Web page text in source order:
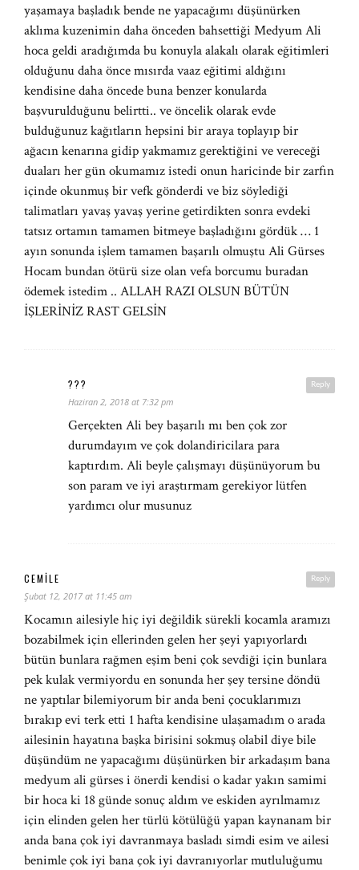
yaşamaya başladık bende ne yapacağımı düşünürken
aklıma kuzenimin daha önceden bahsettiği Medyum Ali
hoca geldi aradığımda bu konuyla alakalı olarak eğitimleri
olduğunu daha önce mısırda vaaz eğitimi aldığını
kendisine daha öncede buna benzer konularda
başvurulduğunu belirtti.. ve öncelik olarak evde
bulduğunuz kağıtların hepsini bir araya toplayıp bir
ağacın kenarına gidip yakmamız gerektiğini ve vereceği
duaları her gün okumamız istedi onun haricinde bir zarfın
içinde okunmuş bir vefk gönderdi ve biz söylediği
talimatları yavaş yavaş yerine getirdikten sonra evdeki
tatsız ortamın tamamen bitmeye başladığını gördük … 1
ayın sonunda işlem tamamen başarılı olmuştu Ali Gürses
Hocam bundan ötürü size olan vefa borcumu buradan
ödemek istedim .. ALLAH RAZI OLSUN BÜTÜN
İŞLERİNİZ RAST GELSİN
Reply
???
Haziran 2, 2018 at 7:32 pm
Gerçekten Ali bey başarılı mı ben çok zor
durumdayım ve çok dolandiricilara para
kaptırdım. Ali beyle çalışmayı düşünüyorum bu
son param ve iyi araştırmam gerekiyor lütfen
yardımcı olur musunuz
Reply
CEMILE
Şubat 12, 2017 at 11:45 am
Kocamın ailesiyle hiç iyi değildik sürekli kocamla aramızı
bozabilmek için ellerinden gelen her şeyi yapıyorlardı
bütün bunlara rağmen eşim beni çok sevdiği için bunlara
pek kulak vermiyordu en sonunda her şey tersine döndü
ne yaptılar bilemiyorum bir anda beni çocuklarımızı
bırakıp evi terk etti 1 hafta kendisine ulaşamadım o arada
ailesinin hayatına başka birisini sokmuş olabil diye bile
düşündüm ne yapacağımı düşünürken bir arkadaşım bana
medyum ali gürses i önerdi kendisi o kadar yakın samimi
bir hoca ki 18 günde sonuç aldım ve eskiden ayrılmamız
için elinden gelen her türlü kötülüğü yapan kaynanam bir
anda bana çok iyi davranmaya basladı simdi esim ve ailesi
benimle çok iyi bana çok iyi davranıyorlar mutluluğumu